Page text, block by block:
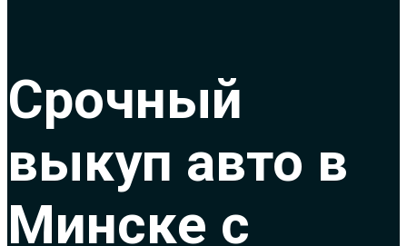
Срочный
выкуп авто в
Минске с